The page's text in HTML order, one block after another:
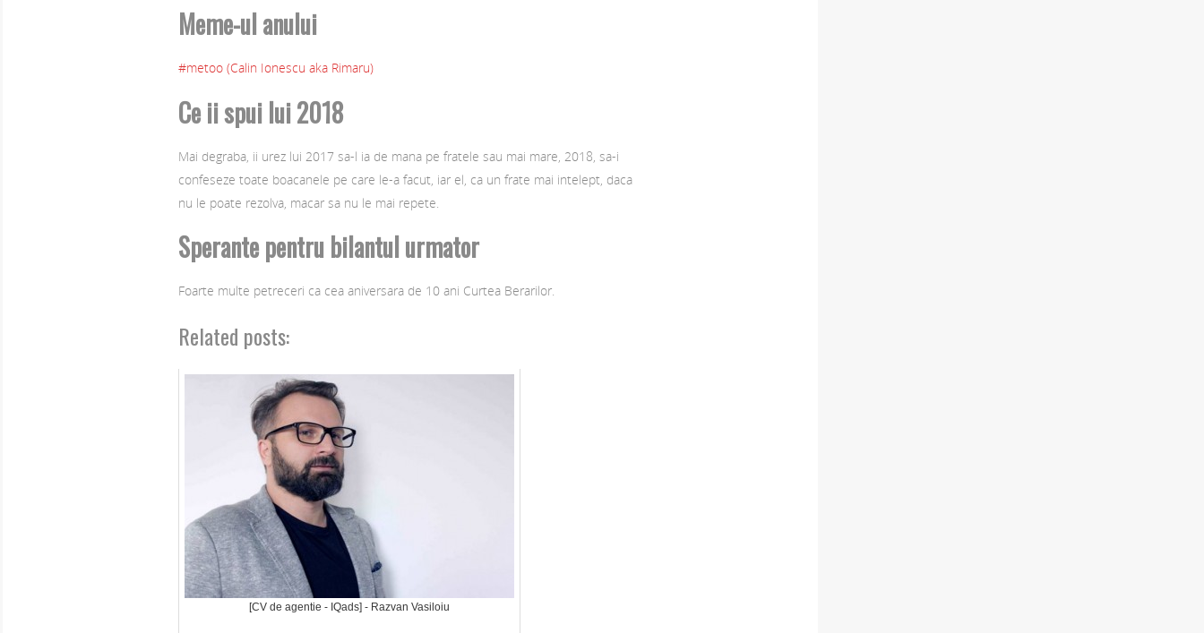
Meme-ul anului
#metoo (Calin Ionescu aka Rimaru)
Ce ii spui lui 2018
Mai degraba, ii urez lui 2017 sa-l ia de mana pe fratele sau mai mare, 2018, sa-i
confeseze toate boacanele pe care le-a facut, iar el, ca un frate mai intelept, daca
nu le poate rezolva, macar sa nu le mai repete.
Sperante pentru bilantul urmator
Foarte multe petreceri ca cea aniversara de 10 ani Curtea Berarilor.
Related posts:
[CV de agentie - IQads] - Razvan Vasiloiu